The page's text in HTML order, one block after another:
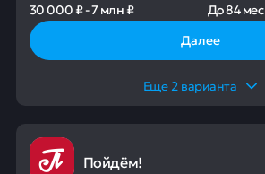
30 000 ₽-7 млн ₽ До84 мес
Далее
Еще2 варианта
Пойдём!